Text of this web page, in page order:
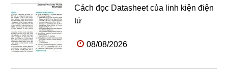
Cách đọc Datasheet của linh kiện điện
tử
08/08/2026